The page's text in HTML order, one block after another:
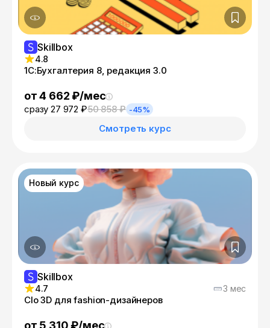
Skillbox
4.8
1С:Бухгалтерия 8, редакция 3.0
от 4 662 ₽/мес
сразу 27 972 ₽50 858 ₽ -45%
Смотреть курс
Новый курс
Skillbox
4.7 3 мес
Clo 3D для fashion-дизайнеров
от 5 310 ₽/мес